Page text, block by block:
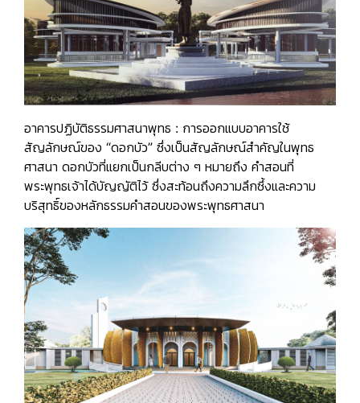
อาคารปฏิบัติธรรมศาสนาพุทธ : การออกแบบอาคารใช้
สัญลักษณ์ของ “ดอกบัว” ซึ่งเป็นสัญลักษณ์สำคัญในพุทธ
ศาสนา ดอกบัวที่แยกเป็นกลีบต่าง ๆ หมายถึง คำสอนที่
พระพุทธเจ้าได้บัญญัติไว้ ซึ่งสะท้อนถึงความลึกซึ้งและความ
บริสุทธิ์ของหลักธรรมคำสอนของพระพุทธศาสนา